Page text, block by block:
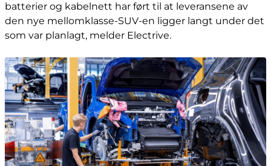
batterier og kabelnett har ført til at leveransene av
den nye mellomklasse-SUV-en ligger langt under det
som var planlagt, melder Electrive.